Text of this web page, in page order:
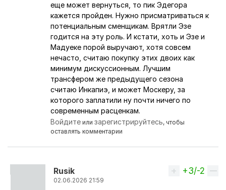
еще может вернуться, то пик Эдегора
кажется пройден. Нужно присматриваться к
потенциальным сменщикам. Врятли Эзе
годится на эту роль. И кстати, хоть и Эзе и
Мадуеке порой выручают, хотя совсем
нечасто, считаю покупку этих двоих как
минимум дискуссионным. Лучшим
трансфером же предыдущего сезона
считаю Инкапиэ, и может Москеру, за
которого заплатили ну почти ничего по
современным расценкам.
Войдите илизарегистрируйтесь, чтобы
оставлять комментарии
Rusik
02.06.2026 21:59
Вверх
+3/-2